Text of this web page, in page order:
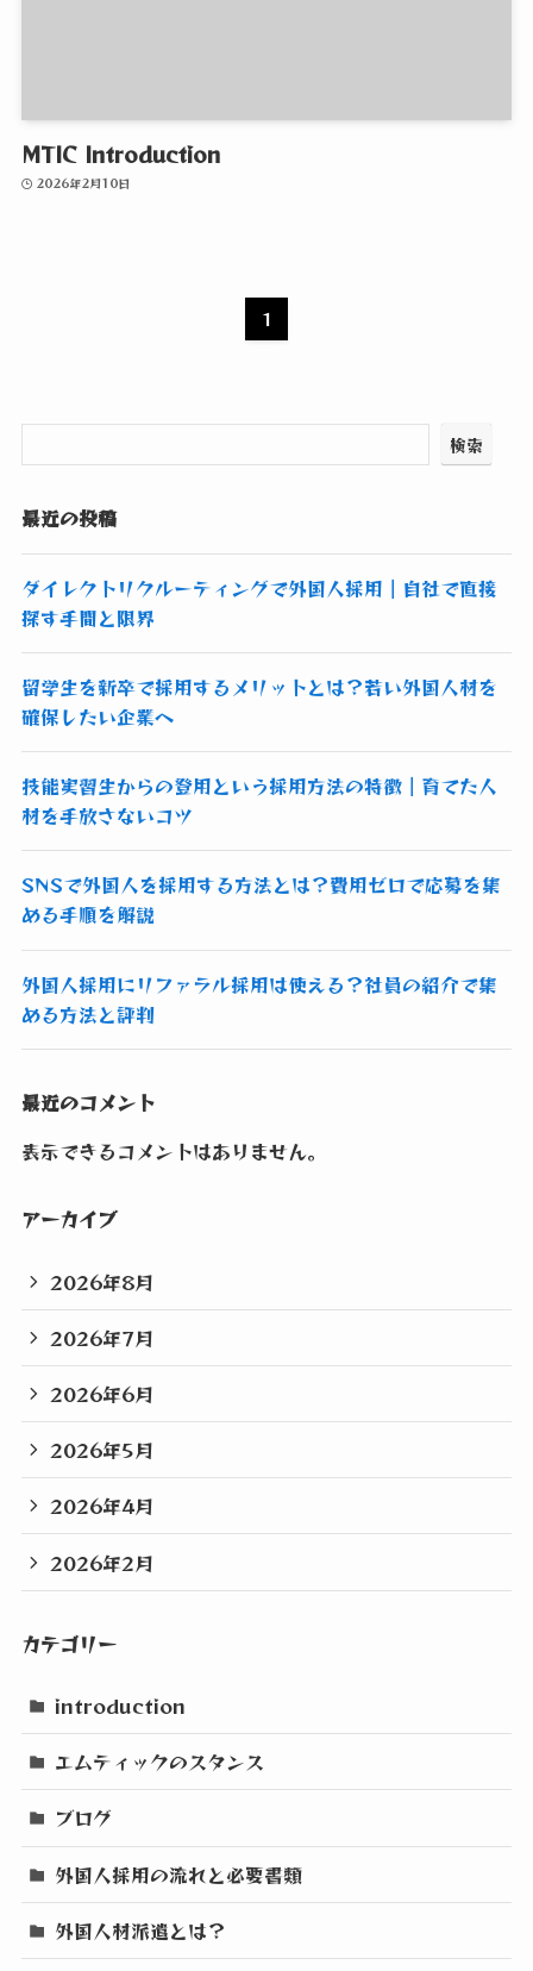
MTIC Introduction
2026年2月10日
1
検索
最近の投稿
ダイレクトリクルーティングで外国人採用｜自社で直接
探す手間と限界
留学生を新卒で採用するメリットとは？若い外国人材を
確保したい企業へ
技能実習生からの登用という採用方法の特徴｜育てた人
材を手放さないコツ
SNSで外国人を採用する方法とは？費用ゼロで応募を集
める手順を解説
外国人採用にリファラル採用は使える？社員の紹介で集
める方法と評判
最近のコメント
表示できるコメントはありません。
アーカイブ
2026年8月
2026年7月
2026年6月
2026年5月
2026年4月
2026年2月
カテゴリー
introduction
エムティックのスタンス
ブログ
外国人採用の流れと必要書類
外国人材派遣とは？